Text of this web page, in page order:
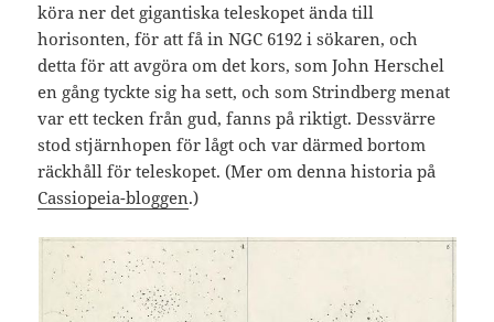
köra ner det gigantiska teleskopet ända till
horisonten, för att få in NGC 6192 i sökaren, och
detta för att avgöra om det kors, som John Herschel
en gång tyckte sig ha sett, och som Strindberg menat
var ett tecken från gud, fanns på riktigt. Dessvärre
stod stjärnhopen för lågt och var därmed bortom
räckhåll för teleskopet. (Mer om denna historia på
Cassiopeia-bloggen.)